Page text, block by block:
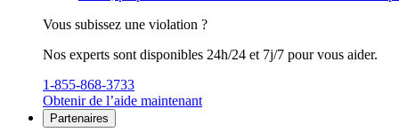
Vous subissez une violation ?
Nos experts sont disponibles 24h/24 et 7j/7 pour vous aider.
1-855-868-3733
Obtenir de l’aide maintenant
Partenaires